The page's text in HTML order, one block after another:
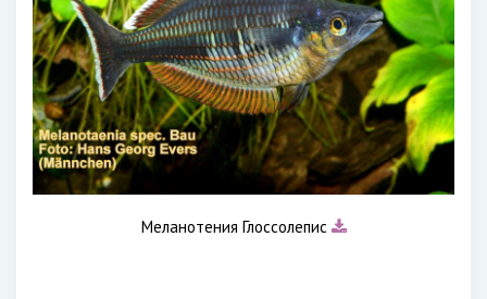
Меланотения Глоссолепис